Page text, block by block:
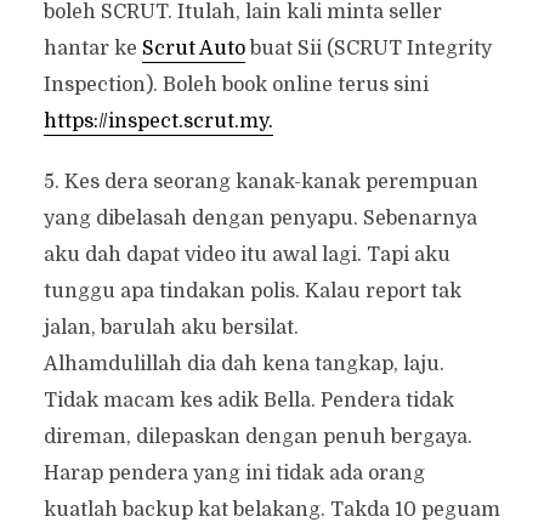
boleh SCRUT. Itulah, lain kali minta seller
hantar ke Scrut Autobuat Sii (SCRUT Integrity
Inspection). Boleh book online terus sini
https://inspect.scrut.my.
5. Kes dera seorang kanak-kanak perempuan
yang dibelasah dengan penyapu. Sebenarnya
aku dah dapat video itu awal lagi. Tapi aku
tunggu apa tindakan polis. Kalau report tak
jalan, barulah aku bersilat.
Alhamdulillah dia dah kena tangkap, laju.
Tidak macam kes adik Bella. Pendera tidak
direman, dilepaskan dengan penuh bergaya.
Harap pendera yang ini tidak ada orang
kuatlah backup kat belakang. Takda 10 peguam